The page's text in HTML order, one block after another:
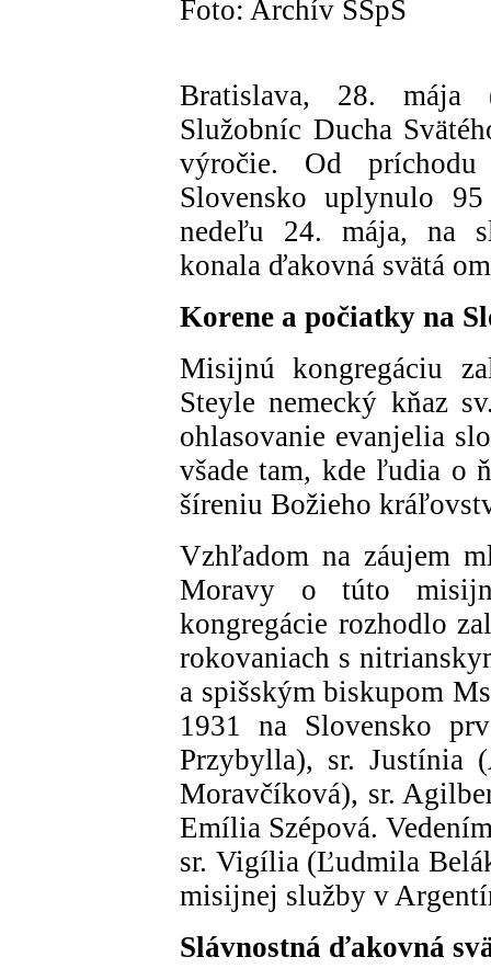
Foto: Archív SSpS
Bratislava, 28. mája
Služobníc Ducha
výročie. Od
Slovensko uplynulo
nedeľu 24. mája, na
konala ďakovná svätá
Korene a počiatky na
Misijnú kongregáciu
Steyle nemecký kňaz
ohlasovanie evanjelia
všade tam, kde ľudia o
šíreniu Božieho
Vzhľadom na záujem
Moravy o túto
kongregácie rozhodlo
rokovaniach s
a spišským biskupom
1931 na Slovensko
Przybylla), sr. Justínia
Moravčíková), sr.
Emília Szépová.
sr. Vigília (Ľudmila
misijnej služby v
Slávnostná ďakovná